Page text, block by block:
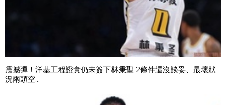
震撼彈！洋基工程證實仍未簽下林秉聖 2條件還沒談妥、最壞狀
況兩頭空...